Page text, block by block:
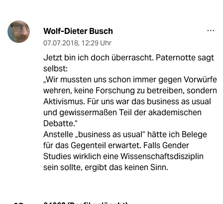
Wolf-Dieter Busch
07.07.2018, 12:29 Uhr
Jetzt bin ich doch überrascht. Paternotte sagt
selbst:
„Wir mussten uns schon immer gegen Vorwürfe
wehren, keine Forschung zu betreiben, sondern
Aktivismus. Für uns war das business as usual
und gewissermaßen Teil der akademischen
Debatte.“
Anstelle „business as usual“ hätte ich Belege
für das Gegenteil erwartet. Falls Gender
Studies wirklich eine Wissenschaftsdisziplin
sein sollte, ergibt das keinen Sinn.